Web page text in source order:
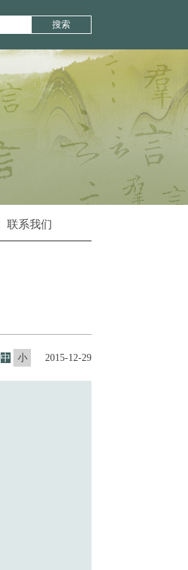
搜索
联系我们
中 小 2015-12-29